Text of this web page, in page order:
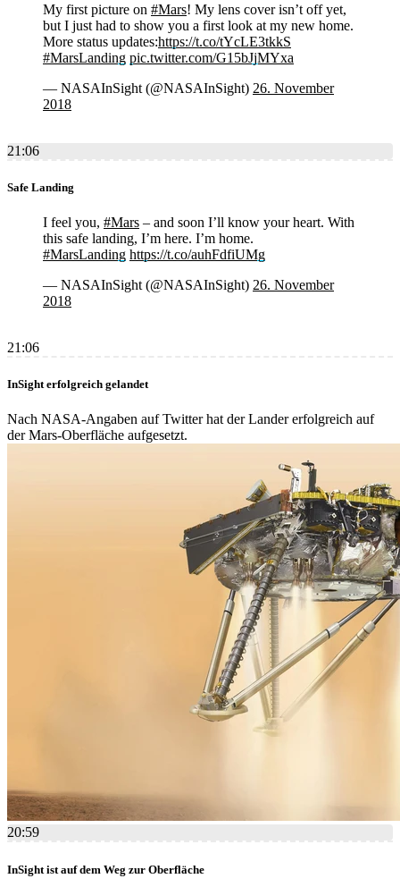
My first picture on #Mars! My lens cover isn’t off yet,
but I just had to show you a first look at my new home.
More status updates:https://t.co/tYcLE3tkkS
#MarsLanding pic.twitter.com/G15bJjMYxa
— NASAInSight (@NASAInSight) 26. November
2018
21:06
Safe Landing
I feel you, #Mars – and soon I’ll know your heart. With
this safe landing, I’m here. I’m home.
#MarsLanding https://t.co/auhFdfiUMg
— NASAInSight (@NASAInSight) 26. November
2018
21:06
InSight erfolgreich gelandet
Nach NASA-Angaben auf Twitter hat der Lander erfolgreich auf
der Mars-Oberfläche aufgesetzt.
20:59
InSight ist auf dem Weg zur Oberfläche